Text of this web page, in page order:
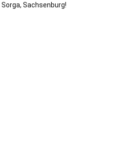
Sachsenburg!